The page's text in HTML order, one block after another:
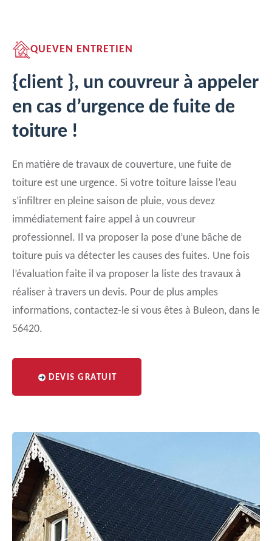
QUEVEN ENTRETIEN
{client }, un couvreur à appeler
en cas d’urgence de fuite de
toiture !
En matière de travaux de couverture, une fuite de
toiture est une urgence. Si votre toiture laisse l’eau
s’infiltrer en pleine saison de pluie, vous devez
immédiatement faire appel à un couvreur
professionnel. Il va proposer la pose d’une bâche de
toiture puis va détecter les causes des fuites. Une fois
l’évaluation faite il va proposer la liste des travaux à
réaliser à travers un devis. Pour de plus amples
informations, contactez-le si vous êtes à Buleon, dans le
56420.
DEVIS GRATUIT